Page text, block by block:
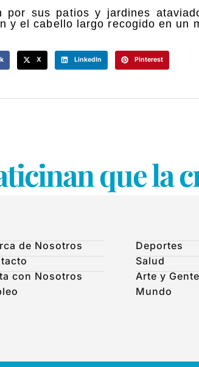
por sus patios y jardines
y el cabello largo recogido en un
X LinkedIn Pinterest
que la
de Nosotros
con Nosotros
Deportes
Salud
Arte y Gente
Mundo